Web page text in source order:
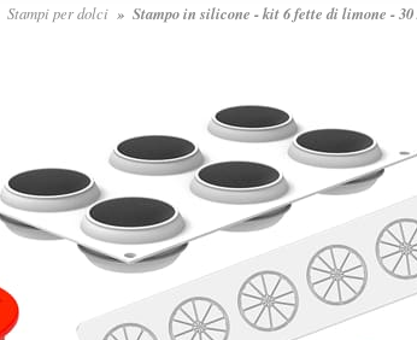
Stampi per dolci Stampo in silicone - kit 6 fette di limone -